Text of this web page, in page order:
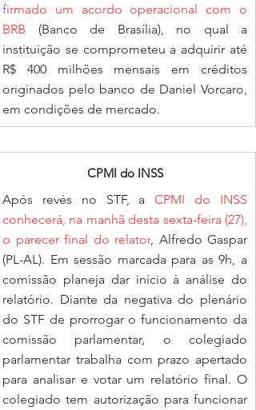
firmado um acordo operacional com o
BRB (Banco de Brasília), no qual a
instituição se comprometeu a adquirir até
R$ 400 milhões mensais em créditos
originados pelo banco de Daniel Vorcaro,
em condições de mercado.
CPMI do INSS
Após revés no STF, a CPMI do INSS
conhecerá, na manhã desta sexta-feira (27),
o parecer final do relator, Alfredo Gaspar
(PL-AL). Em sessão marcada para as 9h, a
comissão planeja dar início à análise do
relatório. Diante da negativa do plenário
do STF de prorrogar o funcionamento da
comissão parlamentar, o colegiado
parlamentar trabalha com prazo apertado
para analisar e votar um relatório final. O
colegiado tem autorização para funcionar